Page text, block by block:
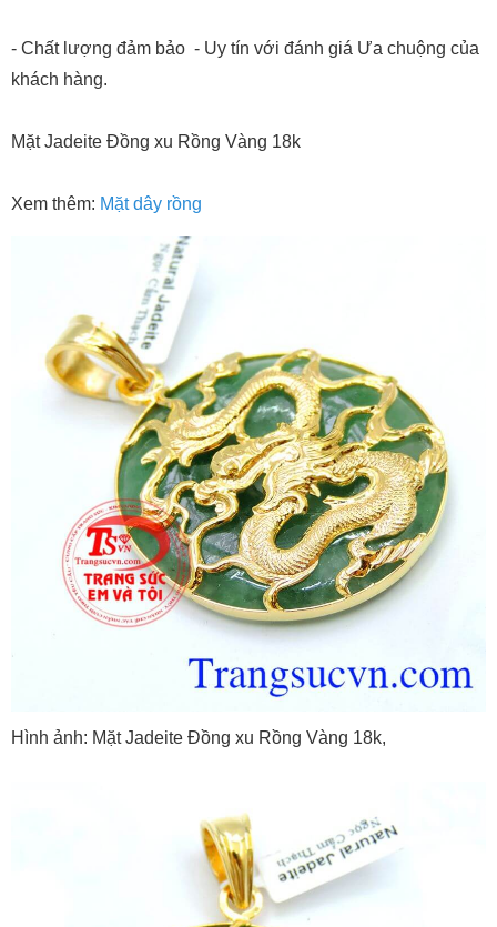
- Chất lượng đảm bảo - Uy tín với đánh giá Ưa chuộng của
khách hàng.
Mặt Jadeite Đồng xu Rồng Vàng 18k
Xem thêm: Mặt dây rồng
Hình ảnh: Mặt Jadeite Đồng xu Rồng Vàng 18k,